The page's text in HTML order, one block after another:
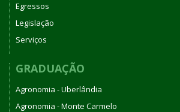
Egressos
Legislação
Serviços
GRADUAÇÃO
Agronomia - Uberlândia
Agronomia - Monte Carmelo